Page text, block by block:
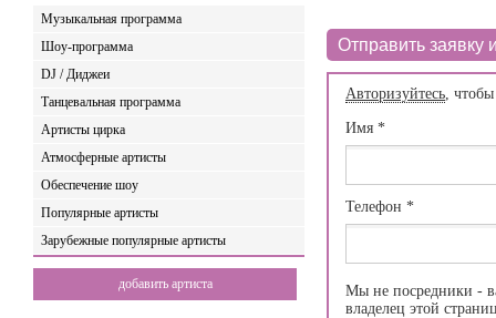
Музыкальная программа
Шоу-программа
DJ / Диджеи
Танцевальная программа
Артисты цирка
Атмосферные артисты
Обеспечение шоу
Популярные артисты
Зарубежные популярные артисты
добавить артиста
Отправить заявку
Авторизуйтесь,
Имя *
Телефон *
Мы не посредники -
владелец этой